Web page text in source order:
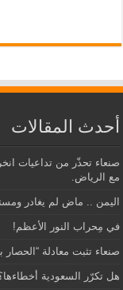
أحدث المقالات
صنعاء تحذّر من تداعيات
مع الرياض.
اليمن .. ماض لم يغادر
في مِحراب النور الأعظم!
صنعاء تثبت معادلة “الحصار
هل تكرّر السعودية